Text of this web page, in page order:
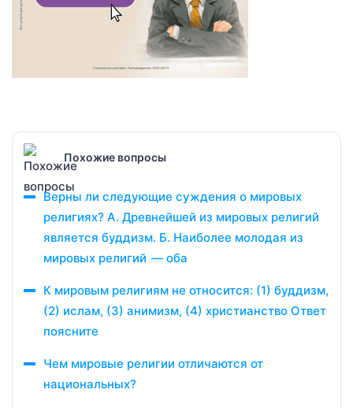
Похожие вопросы
Верны ли следующие суждения о мировых
религиях? А. Древнейшей из мировых религий
является буддизм. Б. Наиболее молодая из
мировых религий — оба
К мировым религиям не относится: (1) буддизм,
(2) ислам, (3) анимизм, (4) христианство Ответ
поясните
Чем мировые религии отличаются от
национальных?